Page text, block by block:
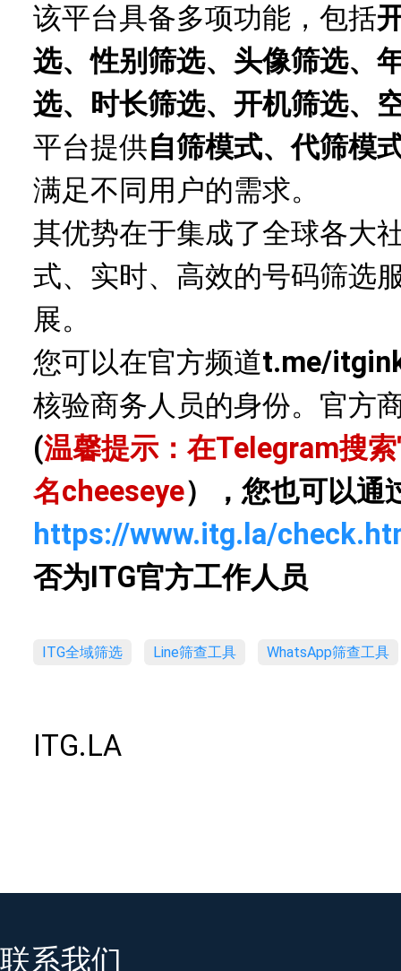
该平台具备多项功能，包括
选、性别筛选、头像筛选、
选、时长筛选、开机筛选、
平台提供自筛模式、代筛模
满足不同用户的需求。
其优势在于集成了全球各大
式、实时、高效的号码筛选
展。
您可以在官方频道t.me/
核验商务人员的身份。官方
(温馨提示：在Telegram搜
名cheeseye），您也可以通
https://www.itg.la/
否为ITG官方工作人员
ITG全域筛选 Line筛查工具 WhatsApp筛查工具
ITG.LA
联系我们